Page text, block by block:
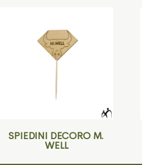
SPIEDINI DECORO M.
WELL